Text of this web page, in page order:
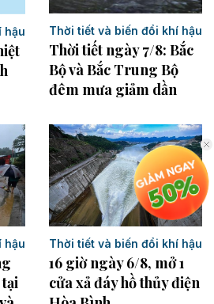
hậu Thời tiết và biến đổi khí hậu
Thời tiết ngày 7/8: Bắc
Bộ và Bắc Trung Bộ
đêm mưa giảm dần
hậu Thời tiết và biến đổi khí hậu
16 giờ ngày 6/8, mở 1
cửa xả đáy hồ thủy điện